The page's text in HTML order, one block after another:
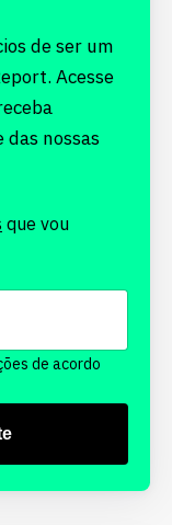
de ser um
Acesse
nossas
que vou
de acordo